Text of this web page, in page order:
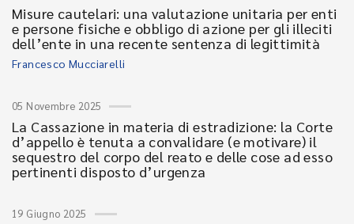
Misure cautelari: una valutazione unitaria per enti
e persone fisiche e obbligo di azione per gli illeciti
dell’ente in una recente sentenza di legittimità
Francesco Mucciarelli
05 Novembre 2025
La Cassazione in materia di estradizione: la Corte
d’appello è tenuta a convalidare (e motivare) il
sequestro del corpo del reato e delle cose ad esso
pertinenti disposto d’urgenza
19 Giugno 2025